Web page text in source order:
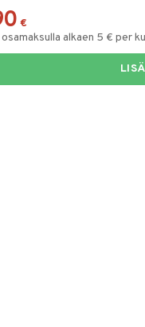
€
osamaksulla alkaen 5 € per